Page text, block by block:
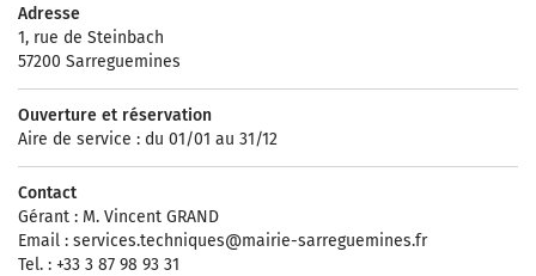
Adresse
1, rue de Steinbach
57200 Sarreguemines
Ouverture et réservation
Aire de service : du 01/01 au 31/12
Contact
Gérant : M. Vincent GRAND
Email : services.techniques@mairie-sarreguemines.fr
Tel. : +33 3 87 98 93 31